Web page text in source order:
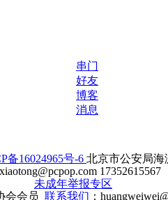
串门
好友
博客
消息
备16024965号-6 北京市公安局海
17352615567
未成年举报专区
会会员 联系我们 ：